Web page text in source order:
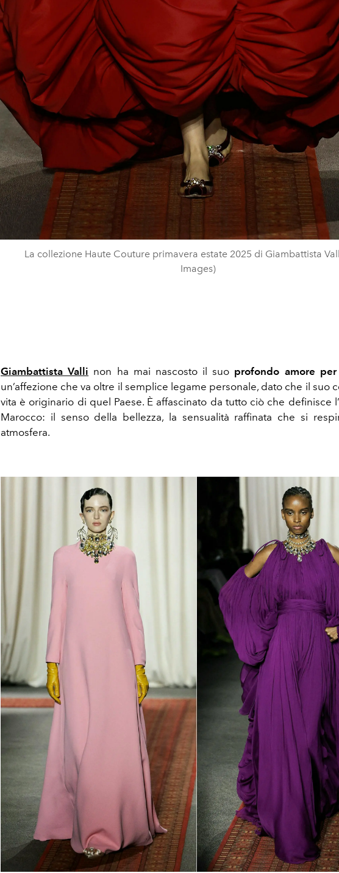
La collezione Haute Couture primavera estate 2025 di Giambattista
Images)
Giambattista Valli non ha mai nascosto il suo profondo amore
un’affezione che va oltre il semplice legame personale, dato che il suo
vita è originario di quel Paese. È affascinato da tutto ciò che definisce
Marocco: il senso della bellezza, la sensualità raffinata che si
atmosfera.